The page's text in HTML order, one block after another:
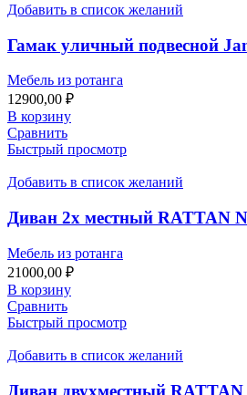
Добавить в список желаний
Гамак уличный подвесной
Мебель из ротанга
12900,00 ₽
В корзину
Сравнить
Быстрый просмотр
Добавить в список желаний
Диван 2х местный RATTAN
Мебель из ротанга
21000,00 ₽
В корзину
Сравнить
Быстрый просмотр
Добавить в список желаний
Диван двухместный